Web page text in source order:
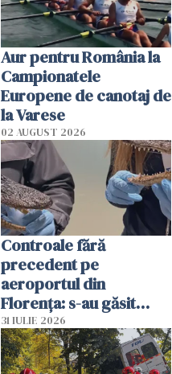
Aur pentru România la
Campionatele
Europene de canotaj de
la Varese
02 AUGUST 2026
Controale fără
precedent pe
aeroportul din
Florența: s-au găsit
capete de aligator și o
sumă imensă de bani
31 IULIE 2026